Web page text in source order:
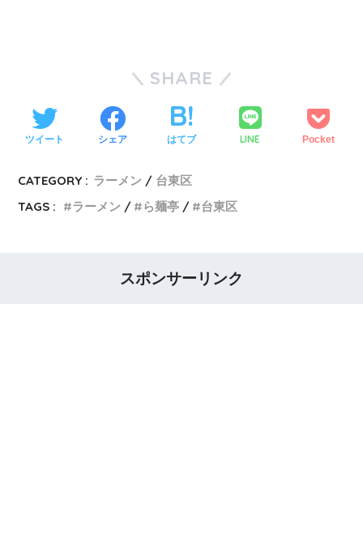
SHARE
ツイート シェア はてブ LINE Pocket
CATEGORY : ラーメン
台東区
TAGS :
ラーメン ら麺亭 台東区
スポンサーリンク